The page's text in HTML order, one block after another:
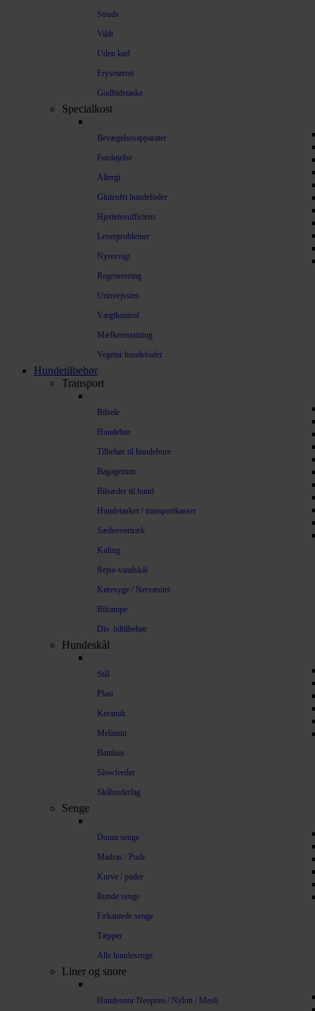
Struds
Vildt
Uden kød
Frysetørret
Godbidstaske
Specialkost
Bevægelsesapparatet
Fordøjelse
Allergi
Glutenfri hundefoder
Hjerteinsufficiens
Leverproblemer
Nyresvigt
Regenerering
Urinvejssten
Vægtkontrol
Mælkeerstatning
Vegetar hundefoder
Hundetilbehør
Transport
Bilsele
Hundebur
Tilbehør til hundebure
Bagagerum
Bilsæder til hund
Hundetasker / transportkasser
Sædeovertræk
Køling
Rejse-vandskål
Køresyge / Nervøsitet
Bilrampe
Div. biltilbehør
Hundeskål
Stål
Plast
Keramik
Melamin
Bambus
Slowfeeder
Skålunderlag
Senge
Donut senge
Madras / Pude
Kurve / puder
Runde senge
Firkantede senge
Tæpper
Alle hundesenge
Liner og snore
Hundesnor Neopren / Nylon / Mesh